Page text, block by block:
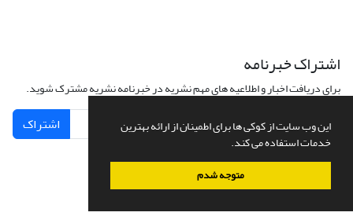
این وب سایت از کوکی ها برای اطمینان از ارائه بهترین
خدمات استفاده می کند.
متوجه شدم
اشتراک خبرنامه
برای دریافت اخبار و اطلاعیه های مهم نشریه در خبرنامه نشریه مشترک شوید.
اشتراک
سامانه مدیریت نشریات علمی.طراحی و پیاده سازی ازسیناوب